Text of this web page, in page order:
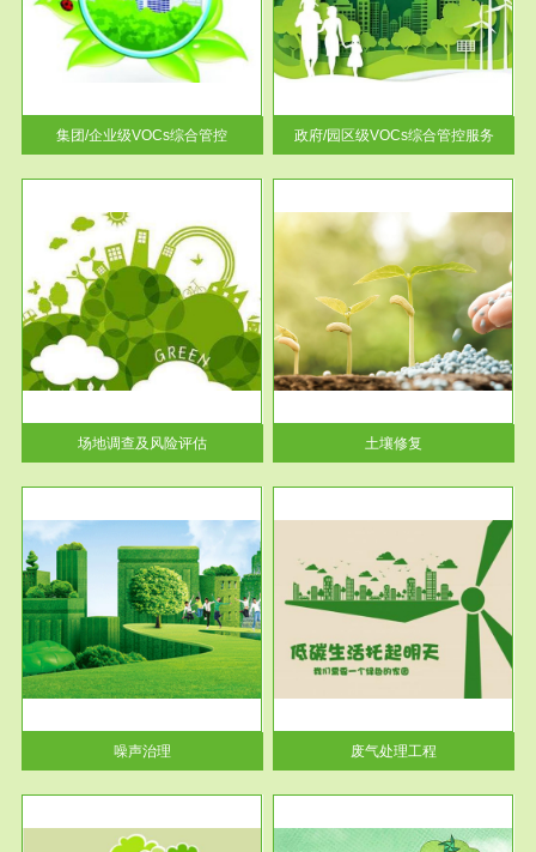
集团/企业级VOCs综合管控
政府/园区级VOCs综合管控服务
根据《石化行业挥发性有机物综
合整治方案》文件要求，到2017
年，全...
政府/园区级VOCs综合管控服务
场地调查及风险评估
服务范围
土壤修复
土壤修复
噪声治理
服务范围
废气处理工程
废气处理工程